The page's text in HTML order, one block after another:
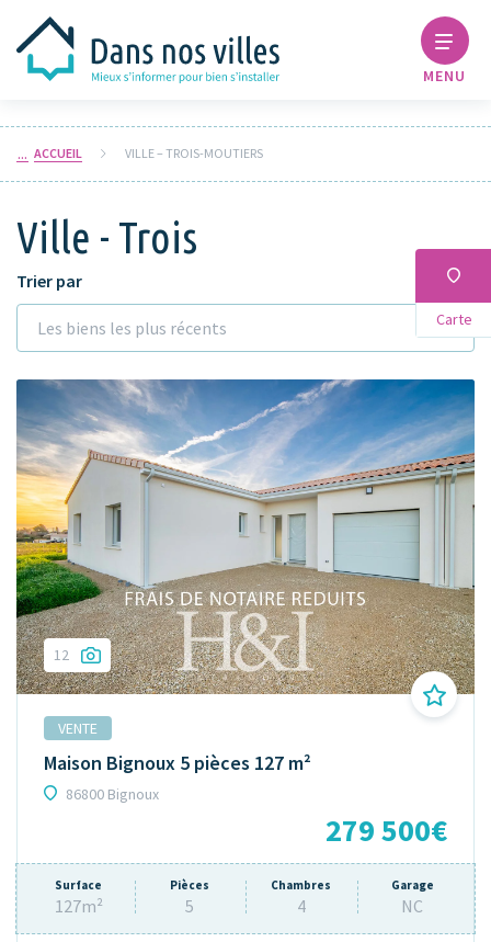
MENU
ACCUEIL VILLE – TROIS-MOUTIERS
Ville - Trois
Carte
Trier par
Les biens les plus récents
12
VENTE
Maison Bignoux 5 pièces 127 m²
86800 Bignoux
279 500€
Surface
127m²
Pièces
5
Chambres
4
Garage
NC